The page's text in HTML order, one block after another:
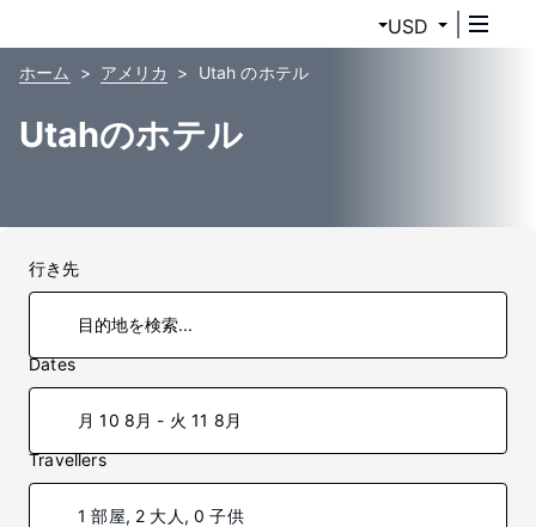
USD
ホーム アメリカ Utah のホテル
Utahのホテル
行き先
Dates
月 10 8月 - 火 11 8月
Travellers
1 部屋, 2 大人, 0 子供